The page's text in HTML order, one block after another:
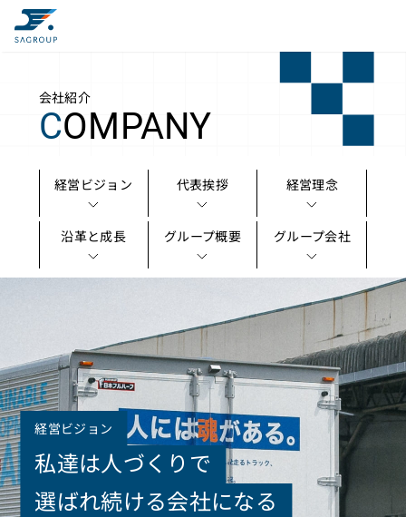
会社紹介
COMPANY
経営ビジョン 代表挨拶 経営理念
沿革と成長 グループ概要 グループ会社
経営ビジョン
私達は人づくりで
選ばれ続ける会社になる